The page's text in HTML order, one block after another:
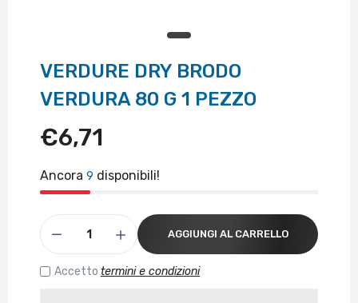
VERDURE DRY BRODO
VERDURA 80 G 1 PEZZO
€6,71
Ancora 9 disponibili!
AGGIUNGI AL CARRELLO
Accetto termini e condizioni